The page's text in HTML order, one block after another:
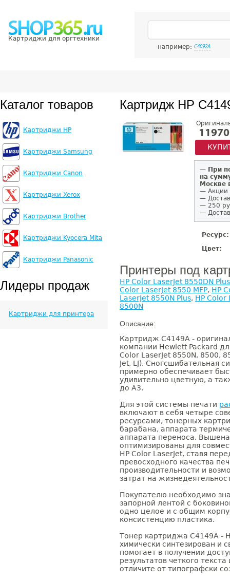
Картриджи для оргтехники
например: C4092A
Каталог товаров
Картриджи HP
Картриджи Samsung
Картриджи Canon
Картриджи Xerox
Картриджи Brother
Картриджи Kyocera Mita
Картриджи Panasonic
Лидеры продаж
Картриджи для принтера
Картридж HP
11970
— При
на
— Акции
—
— 250
—
Ресурс:
Цвет:
Принтеры под
HP Color LaserJet 8550DN Plus
Color LaserJet 8550 MFP, HP
LaserJet 8550N Plus, HP Color
8500N
Описание:
Картридж C4149A -
компании Hewlett Packard
Color LaserJet 8550N, 8500,
Jet, LJ). Сногсшибательная
примерно обеспечивает
удивительно цветную, а
до A3.
Для этой системы печати
включают в себя четыре
ресурсами, тонерных
барабана, аппарата
аппарата переноса.
оптимизированы для
HP Color LaserJet, ставя
превосходного качества
производительности и
затрат на
Покупателю необходимо
запорной лентой с
одно целое и с общим
консистенцию пластика.
Тонер картриджа C4149A -
химически синтезирован и
помогает в получении
результатов четкого
отличите от типографски